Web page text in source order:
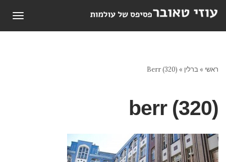
ראשי »ברלין »
Berr (320)
berr (320)